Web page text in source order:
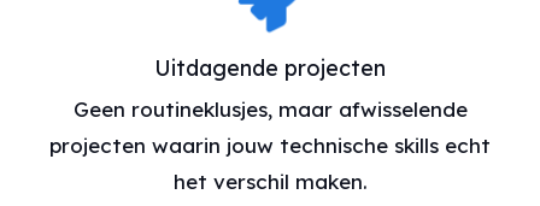
Uitdagende projecten
Geen routineklusjes, maar afwisselende
projecten waarin jouw technische skills echt
het verschil maken.